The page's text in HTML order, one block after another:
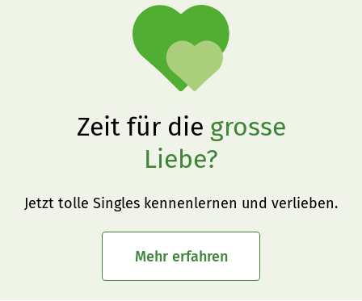
Zeit für die grosse
Liebe?
Jetzt tolle Singles kennenlernen und verlieben.
Mehr erfahren